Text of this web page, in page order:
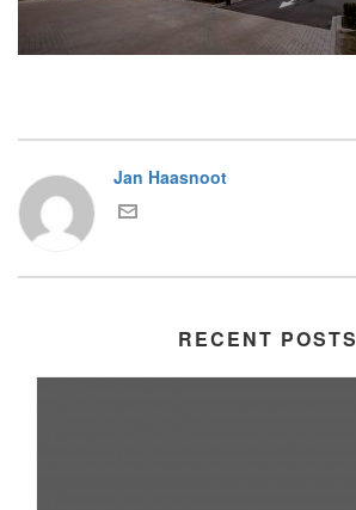
Jan Haasnoot
RECENT POSTS